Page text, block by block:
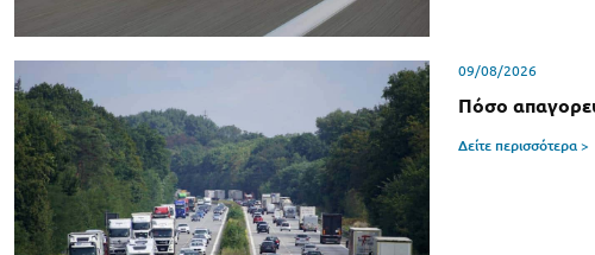
09/08/2026
Πόσο
Δείτε περισσότερα >